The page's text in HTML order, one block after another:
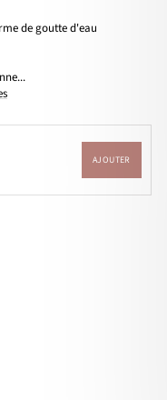
de goutte d'eau
AJOUTER